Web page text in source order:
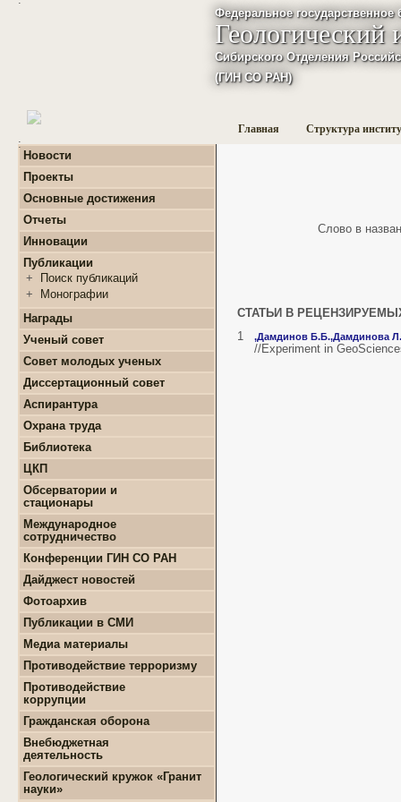
Федеральное
Сибирского Отделения
(ГИН СО РАН)
Главная Структура
:
Новости
Проекты
+
базовые проекты по
приоритетным
+ Гранты
+ Международные
проекты и соглашения
+
Завершенные проекты.
Основные достижения
Отчеты
+
Фундаментальные
базовые проекты по
приоритетным
направлениям РАН
Программы Президиума
РАН
+
Программы Отделения
наук о Земле РАН
+ Проекты Комплексной
программы Сибирского
отделения РАН
Инновации
Публикации
+
Поиск публикаций
+
Монографии
Награды
Ученый совет
Совет молодых ученых
+
+
Список молодых ученых
+
Положение о СМУ ГИН
СО РАН
+ ФЦП "ЖИЛИЩЕ"
+ Популяризация науки
Диссертационный совет
Аспирантура
+
деятельность
+ Информация для
поступающих
+ Поступление в ВУЗ
онлайн
+ Аттестация аспирантов
+ Личные кабинеты
аспирантов
+
Нормативные документы
+
Полезные ссылки
Охрана труда
Библиотека
ЦКП
+
+ Оборудование
+
образцов
+ Документы
Обсерватории и
стационары
+
+ Обсерватории
+
Стационары
+
Контакты
Международное
сотрудничество
Конференции ГИН СО РАН
Дайджест новостей
+
Геология
+ Месторождения
+ Землятрясения
+
Вулканы
+
+ Экономика
+ Палеонтология
+ Интересно
Фотоархив
Публикации в СМИ
Медиа материалы
Противодействие терроризму
Противодействие
коррупции
+
Нормативно-правовые и
иные акты в сфере
противодействия
коррупции
+
Методические
материалы
+ Формы документов,
Гражданская оборона
Внебюджетная
деятельность
+
Геологоразведочные
работы
Геотехнические
Геологический кружок «Гранит
науки»
Слово в
СТАТЬИ В
1
,Дамдинов Б.Б.,Дамдинова
//Experiment in